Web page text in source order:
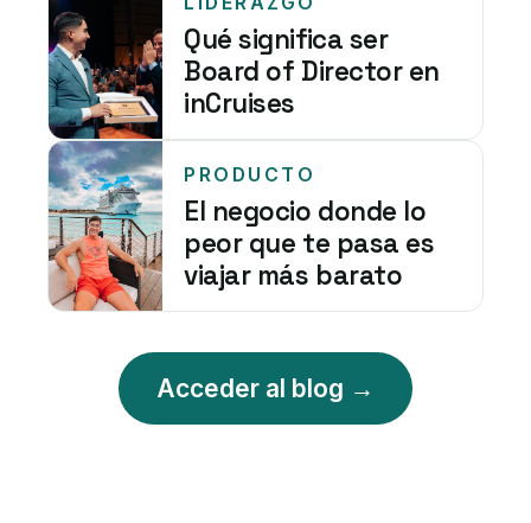
Qué significa ser
Board of Director en
inCruises
PRODUCTO
El negocio donde lo
peor que te pasa es
viajar más barato
Acceder al blog →